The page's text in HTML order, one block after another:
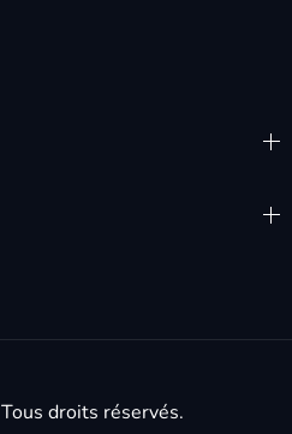
Tous droits réservés.